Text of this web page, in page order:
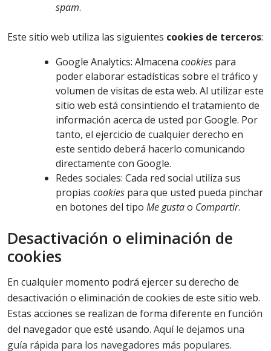
spam.
Este sitio web utiliza las siguientes cookies de terceros:
Google Analytics: Almacena cookies para
poder elaborar estadísticas sobre el tráfico y
volumen de visitas de esta web. Al utilizar este
sitio web está consintiendo el tratamiento de
información acerca de usted por Google. Por
tanto, el ejercicio de cualquier derecho en
este sentido deberá hacerlo comunicando
directamente con Google.
Redes sociales: Cada red social utiliza sus
propias cookies para que usted pueda pinchar
en botones del tipo Me gustao Compartir.
Desactivación o eliminación de
cookies
En cualquier momento podrá ejercer su derecho de
desactivación o eliminación de cookies de este sitio web.
Estas acciones se realizan de forma diferente en función
del navegador que esté usando. Aquí le dejamos una
guía rápida para los navegadores más populares.